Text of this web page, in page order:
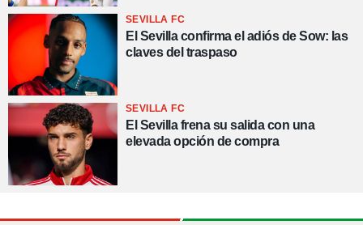
SEVILLA FC
El Sevilla confirma el adiós de Sow: las
claves del traspaso
SEVILLA FC
El Sevilla frena su salida con una
elevada opción de compra